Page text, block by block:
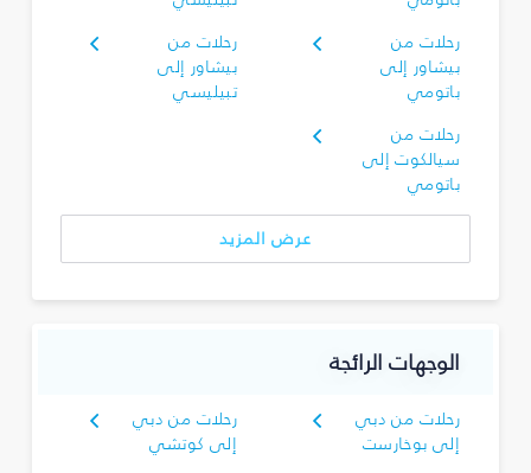
رحلات من
بيشاور إلى
باتومي
رحلات من
بيشاور إلى
تبيليسي
رحلات من
سيالكوت إلى
باتومي
عرض المزيد
الوجهات الرائجة
رحلات من دبي
إلى بوخارست
رحلات من دبي
إلى كوتشي